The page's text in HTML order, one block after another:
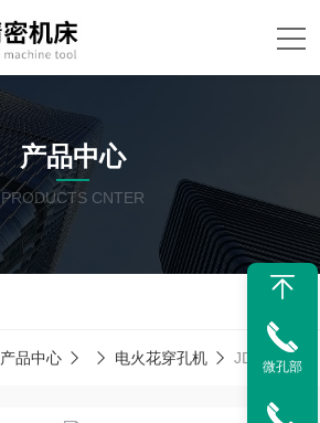
产品中心
PRODUCTS CNTER
产品中心 电火花穿孔机 JD-850XNC电火花自动穿孔机微孔部